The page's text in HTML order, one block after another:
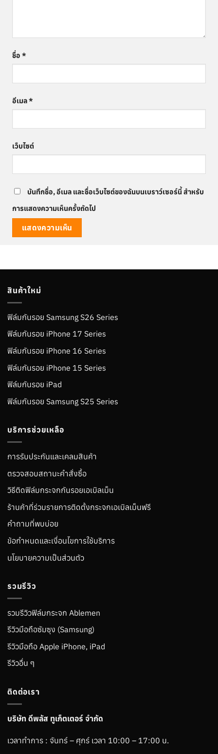
ชื่อ *
อีเมล*
เว็บไซต์
บันทึกชื่อ, อีเมล และชื่อเว็บไซต์ของฉันบนเบราว์เซอร์นี้ สำหรับ
การแสดงความเห็นครั้งถัดไป
สินค้าใหม่
ฟิล์มกันรอย Samsung S26 Series
ฟิล์มกันรอย iPhone 17 Series
ฟิล์มกันรอย iPhone 16 Series
ฟิล์มกันรอย iPhone 15 Series
ฟิล์มกันรอย iPad
ฟิล์มกันรอย Samsung S25 Series
บริการช่วยเหลือ
การรับประกันและเคลมสินค้า
ตรวจสอบสถานะคำสั่งซื้อ
วิธีติดฟิล์มกระจกกันรอยเอเบิลเม็น
ร้านค้าที่ร่วมรายการติดตั้งกระจกเอเบิลเม็นฟรี
คำถามที่พบบ่อย
ข้อกำหนดและเงื่อนไขการใช้บริการ
นโยบายความเป็นส่วนตัว
รวมรีวิว
รวมรีวิวฟิล์มกระจก Ablemen
รีวิวมือถือซัมซุง (Samsung)
รีวิวมือถือ Apple iPhone, iPad
รีวิวอื่น ๆ
ติดต่อเรา
บริษัท ดีพลัส ทูเก็ตเตอร์ จำกัด
เวลาทำการ : จันทร์ – ศุกร์ เวลา 10:00 – 17:00 น.